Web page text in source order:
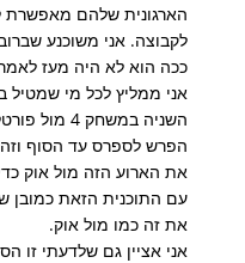
הארגונית שלהם מאפשרת
לקבוצה. אני משוכנע
ככה הוא לא היה מעז
אני ממליץ לכל מי
הפרש לספרס עד הסוף
את הארוע הזה מול אוק
עם התוכנית הזאת
את זה כמו מול אוק.
אני אציין גם שלדעתי זו